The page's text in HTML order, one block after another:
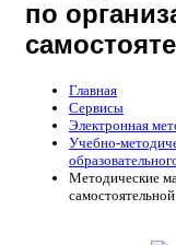
по
Главная
Сервисы
Электронная
Учебно-
Методические